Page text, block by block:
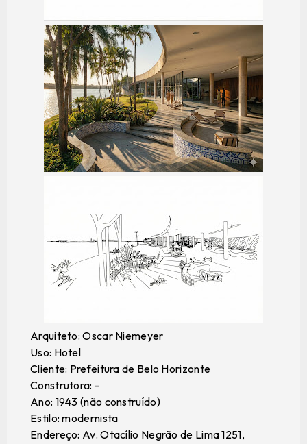
Arquiteto: Oscar Niemeyer
Uso: Hotel
Cliente: Prefeitura de Belo Horizonte
Construtora: -
Ano: 1943 (não construído)
Estilo: modernista
Endereço: Av. Otacílio Negrão de Lima 1251,